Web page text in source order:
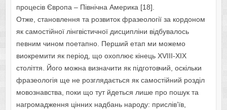
процесів Європа – Північна Америка [18].
Отже, становлення та розвиток фразеології за кордоном
як самостійної лінгвістичної дисципліни відбувалось
певним чином поетапно. Перший етап ми можемо
виокремити як період, що охоплює кінець ХVIIІ-ХІХ
століття. Його можна визначити як підготовчий, оскільки
фразеологія ще не розглядається як самостійний розділ
мовознавства, поки що тут йдеться лише про пошук та
нагромадження цінних надбань народу: прислів’їв,